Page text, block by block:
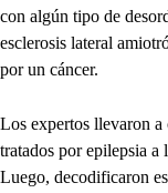
con algún tipo de
esclerosis lateral
por un cáncer.
Los expertos llevaron
tratados por epilepsia a
Luego, decodificaron